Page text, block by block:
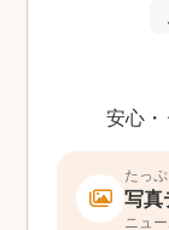
安心・
たっ
写真
ニュ